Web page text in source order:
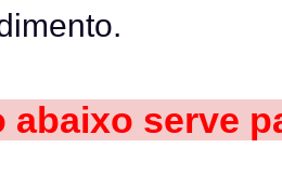
abaixo serve